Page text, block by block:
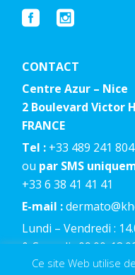
CONTACT
Centre Azur – Nice
2 Boulevard Victor
FRANCE
Tel : +33 489 241 804
ou par SMS
+33 6 38 41 41 41
E-mail :
Lundi – Vendredi :
& Samedi : 09.00-
Ce site Web utilise